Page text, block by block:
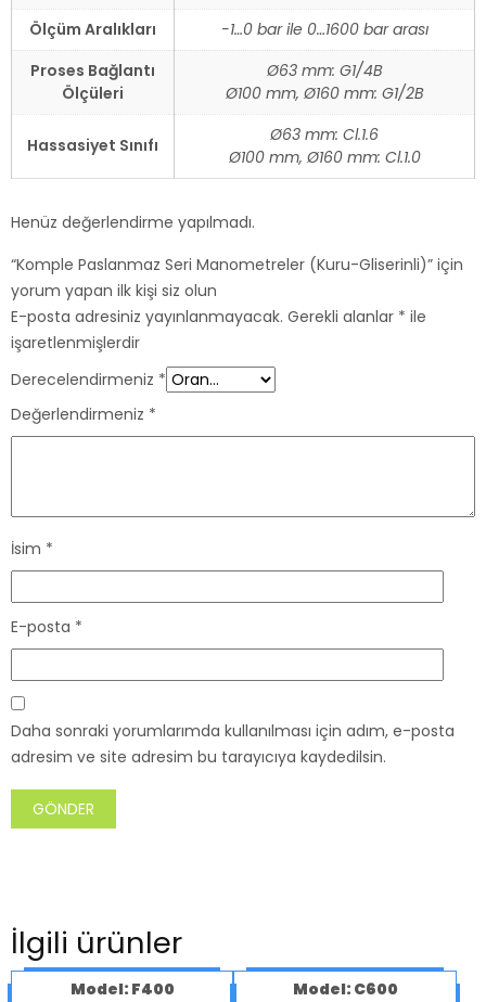
Ölçüm Aralıkları
-1…0 bar ile 0…1600 bar arası
Proses Bağlantı
Ölçüleri
Ø63 mm: G1/4B
Ø100 mm, Ø160 mm: G1/2B
Hassasiyet Sınıfı
Ø63 mm: Cl.1.6
Ø100 mm, Ø160 mm: Cl.1.0
Henüz değerlendirme yapılmadı.
“Komple Paslanmaz Seri Manometreler (Kuru-Gliserinli)” için
yorum yapan ilk kişi siz olun
E-posta adresiniz yayınlanmayacak. Gerekli alanlar * ile
işaretlenmişlerdir
Derecelendirmeniz *
Değerlendirmeniz *
İsim *
E-posta *
Daha sonraki yorumlarımda kullanılması için adım, e-posta
adresim ve site adresim bu tarayıcıya kaydedilsin.
İlgili ürünler
Model: F400
Model: C600